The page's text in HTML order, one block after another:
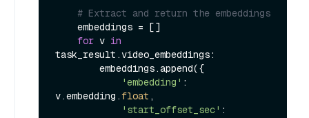
# Extract and return the embeddings
for v in
task_result.video_embeddings:
'embedding' :
v.embedding.float ,
'start_offset_sec' :